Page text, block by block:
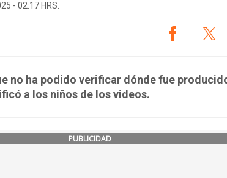
- 02:17 HRS.
no ha podido verificar dónde fue
a los niños de los videos.
PUBLICIDAD